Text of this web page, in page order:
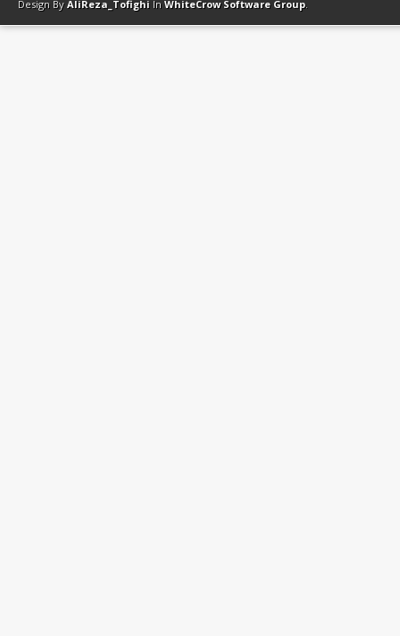
Design By AliReza_Tofighi In WhiteCrow Software Group.